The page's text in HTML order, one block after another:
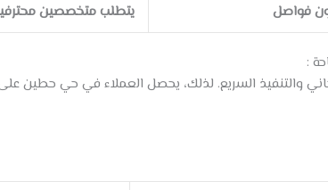
فواصل يتطلب متخصصين
:
السريع. لذلك، يحصل العملاء في حي حطين على